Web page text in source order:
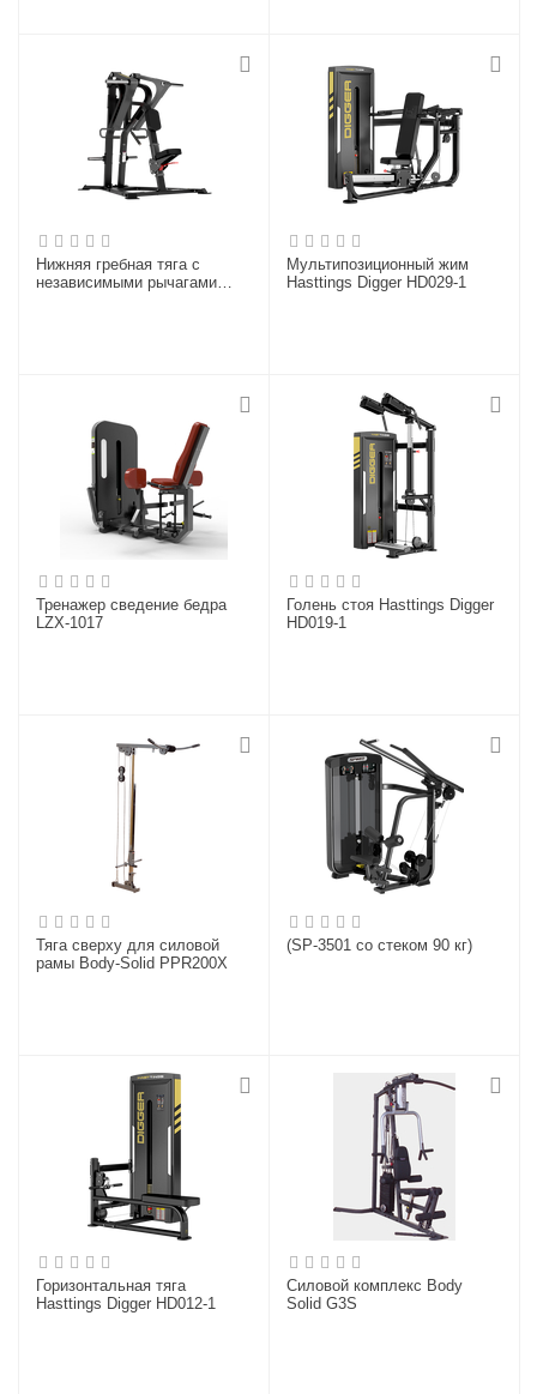
Нижняя гребная тяга с
независимыми рычагами
Мультипозиционный жим
Hasttings Digger HD029-1
Тренажер сведение бедра
LZX-1017
Голень стоя Hasttings Digger
HD019-1
Тяга сверху для силовой
рамы Body-Solid PPR200X
(SP-3501 со стеком 90 кг)
Горизонтальная тяга
Hasttings Digger HD012-1
Силовой комплекс Body
Solid G3S